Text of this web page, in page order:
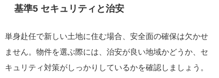
基準5 セキュリティと治安
単身赴任で新しい土地に住む場合、安全面の確保は欠かせ
ません。物件を選ぶ際には、治安が良い地域かどうか、セ
キュリティ対策がしっかりしているかを確認しましょう。